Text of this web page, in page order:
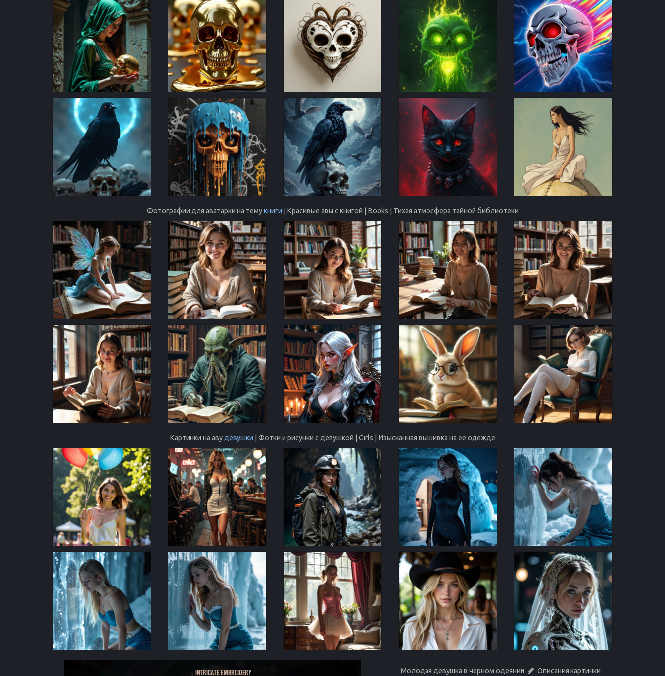
Фотографии для аватарки на темукниги | Красивые авы с книгой | Books | Тихая атмосфера тайной библиотеки
Картинки на аву девушки | Фотки и рисунки с девушкой | Girls | Изысканная вышивка на ее одежде
Молодая девушка в черном одеянии Описания картинки